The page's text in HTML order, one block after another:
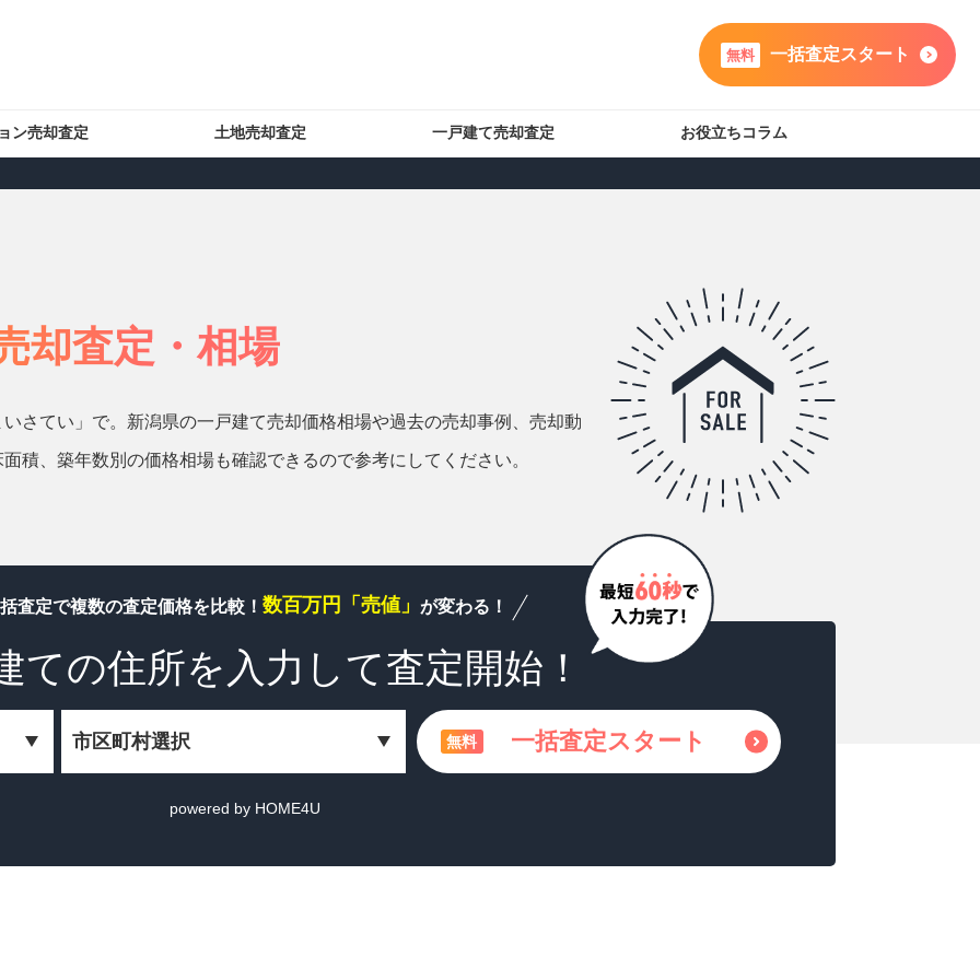
無料 一括査定スタート
ン売却査定 土地売却査定 一戸建て売却査定 お役立ちコラム
却査定・相場
さてい」で。新潟県の一戸建て売却価格相場や過去の売却事例、売却動
積、築年数別の価格相場も確認できるので参考にしてください。
査定で複数の査定価格を比較！ 数百万円「売値」 が変わる！
ての住所を 入力して査定開始！
無料 一括査定スタート
powered by HOME4U